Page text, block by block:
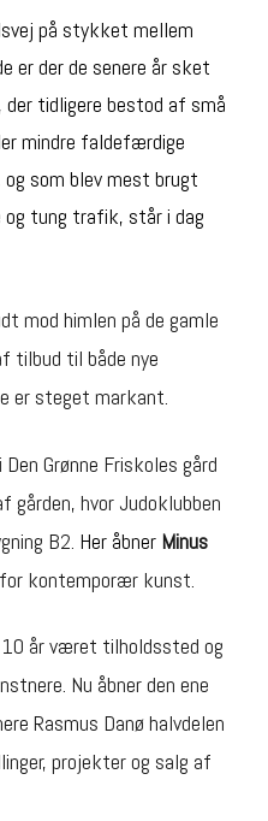
på stykket mellem
er der de senere år sket
der tidligere bestod af små
mindre faldefærdige
og som blev mest brugt
tung trafik, står i dag
mod himlen på de gamle
tilbud til både nye
er steget markant.
Grønne Friskoles gård
hvor Judoklubben
B2. Her åbner Minus
kontemporær kunst.
år været tilholdssted og
Nu åbner den ene
Rasmus Danø halvdelen
projekter og salg af